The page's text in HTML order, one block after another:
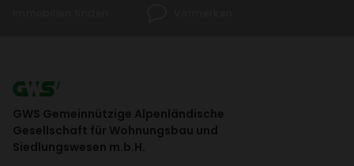
GWS Gemeinnützige Alpenländische
Gesellschaft für Wohnungsbau und
Siedlungswesen m.b.H.